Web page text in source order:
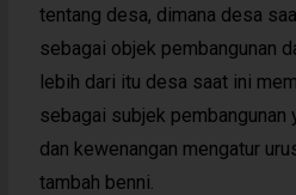
tentang desa, dimana desa
sebagai objek pembangunan
lebih dari itu desa saat ini
sebagai subjek pembangunan
dan kewenangan mengatur
tambah benni.